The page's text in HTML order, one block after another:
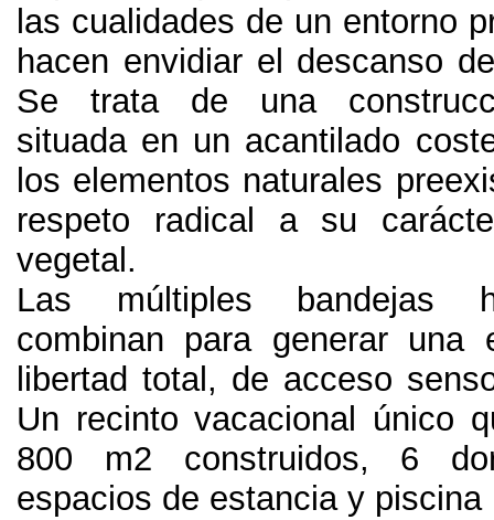
las cualidades de un entorno
hacen envidiar el descanso
Se trata de una
situada en un acantilado
los elementos naturales
respeto radical a su
vegetal .
Las múltiples bandejas
combinan para generar una
libertad total , de acceso
Un recinto vacacional único
800 m2 construidos, 6
espacios de estancia y piscina